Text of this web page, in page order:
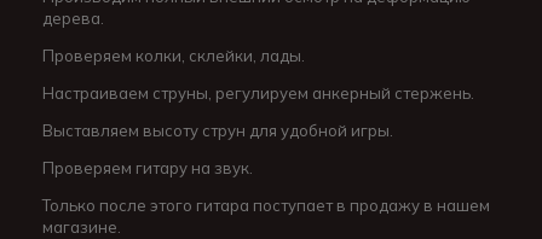
дерева.
Проверяем колки, склейки, лады.
Настраиваем струны, регулируем анкерный стержень.
Выставляем высоту струн для удобной игры.
Проверяем гитару на звук.
Только после этого гитара поступает в продажу в нашем
магазине.